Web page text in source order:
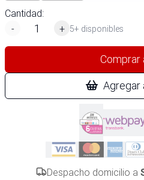
Cantidad:
-
+ 5+ disponibles
Comprar
Agregar
Despacho domicilio a